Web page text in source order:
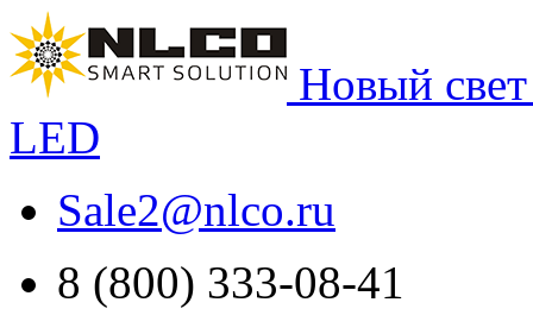
Новый
LED
Sale2@nlco.ru
8 (800) 333-08-41